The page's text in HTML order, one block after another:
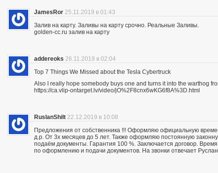
JamesRor 25.11.2019 в 01:43
Залив на карту. Заливы на карту срочно. Реальные Заливы.
golden-cc.ru залив на карту
addereoks 26.11.2019 в 02:04
Top 7 Things We Missed about the Tesla Cybertruck
Also I really hope somebody buys one and turns it into the warthog
https://ca.vlip-ontarget.lv/video/jO%2F8cnx6wKG6f8A%3D.html
RuslanShilt 22.12.2019 в 10:08
Предложения от собственника !!! Оформляю официальную
д.р. От 3х месяцев до 5 лет. Также оформляю постоянную
подаём документы. Гарантия 100 %. Заключается договор.
по оформлению и подачи документов. На звонки отвечает